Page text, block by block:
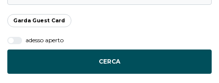
Garda Guest Card
adesso aperto
CERCA